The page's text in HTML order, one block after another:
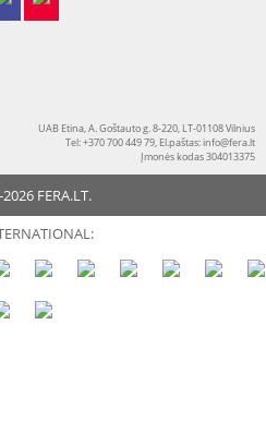
UAB Etina, A. Goštauto g. 8-220, LT-01108 Vilnius
Tel: +370 700 449 79, El.paštas:info@fera.lt
Įmonės kodas 304013375
FERA.LT.